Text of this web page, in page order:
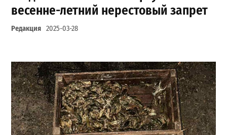
весенне-летний нерестовый запрет
Редакция 2025-03-28